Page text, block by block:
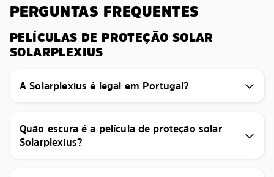
PERGUNTAS FREQUENTES
PELÍCULAS DE PROTEÇÃO SOLAR
SOLARPLEXIUS
A Solarplexius é legal em Portugal?
Quão escura é a película de proteção solar
Solarplexius?